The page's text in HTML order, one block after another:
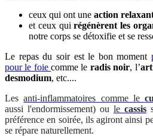
ceux qui ont une action
et ceux quirégénèrent les
notre corps se détoxifie et se
Le repas du soir est le bon moment
pour le foiecomme le radis noir, l’
desmodium, etc....
Lesanti-inflammatoires comme le
aussi l'endormissement) ou le cassis
préférence en soirée, ils agiront ainsi
se répare naturellement.